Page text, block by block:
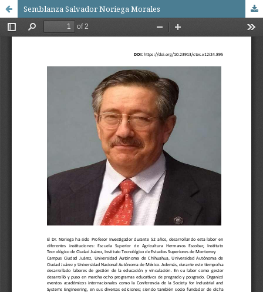
Semblanza Salvador Noriega Morales